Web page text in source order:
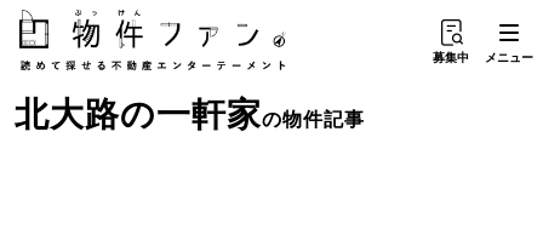
募集中 メニュー
北大路の一軒家の物件記事